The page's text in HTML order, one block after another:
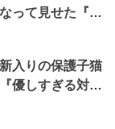
って見せた『…
入りの保護子猫
優しすぎる対…